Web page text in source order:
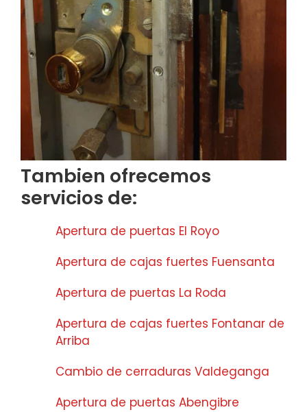
Tambien ofrecemos
servicios de:
Apertura de puertas El Royo
Apertura de cajas fuertes Fuensanta
Apertura de puertas La Roda
Apertura de cajas fuertes Fontanar de
Arriba
Cambio de cerraduras Valdeganga
Apertura de puertas Abengibre